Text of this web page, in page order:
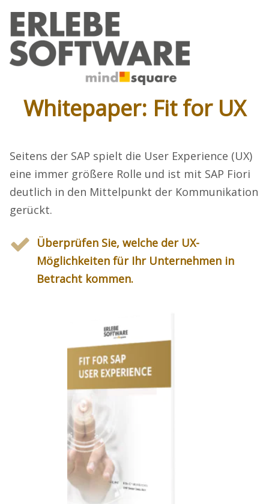
Whitepaper: Fit for UX
Seitens der SAP spielt die User Experience (UX)
eine immer größere Rolle und ist mit SAP Fiori
deutlich in den Mittelpunkt der Kommunikation
gerückt.
Überprüfen Sie, welche der UX-
Möglichkeiten für Ihr Unternehmen in
Betracht kommen.